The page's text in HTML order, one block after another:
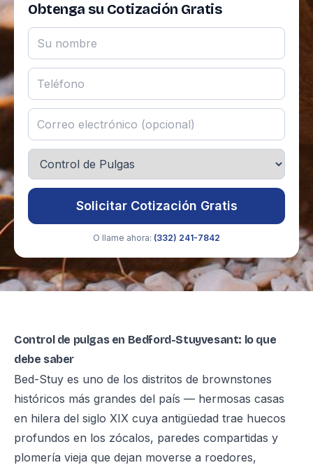
Obtenga su Cotización Gratis
Solicitar Cotización Gratis
O llame ahora: (332) 241-7842
Control de pulgas en Bedford-Stuyvesant: lo que
debe saber
Bed-Stuy es uno de los distritos de brownstones
históricos más grandes del país — hermosas casas
en hilera del siglo XIX cuya antigüedad trae huecos
profundos en los zócalos, paredes compartidas y
plomería vieja que dejan moverse a roedores,